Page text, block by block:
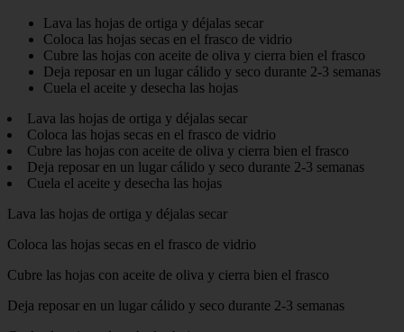
Lava las hojas de ortiga y déjalas secar
Coloca las hojas secas en el frasco de vidrio
Cubre las hojas con aceite de oliva y cierra bien el frasco
Deja reposar en un lugar cálido y seco durante 2-3 semanas
Cuela el aceite y desecha las hojas
Lava las hojas de ortiga y déjalas secar
Coloca las hojas secas en el frasco de vidrio
Cubre las hojas con aceite de oliva y cierra bien el frasco
Deja reposar en un lugar cálido y seco durante 2-3 semanas
Cuela el aceite y desecha las hojas
Lava las hojas de ortiga y déjalas secar
Coloca las hojas secas en el frasco de vidrio
Cubre las hojas con aceite de oliva y cierra bien el frasco
Deja reposar en un lugar cálido y seco durante 2-3 semanas